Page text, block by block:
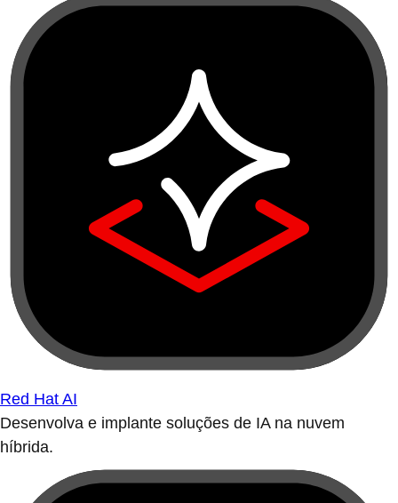
Red Hat AI
Desenvolva e implante soluções de IA na nuvem
híbrida.